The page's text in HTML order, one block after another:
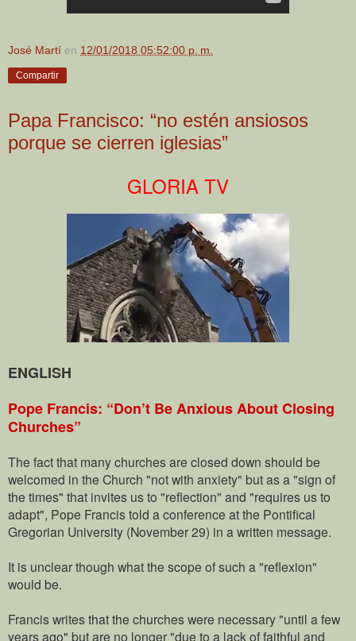
José Martí en 12/01/2018 05:52:00 p. m.
Compartir
Papa Francisco: “no estén ansiosos
porque se cierren iglesias”
GLORIA TV
ENGLISH
Pope Francis: “Don’t Be Anxious About Closing
Churches”
The fact that many churches are closed down should be
welcomed in the Church "not with anxiety" but as a "sign of
the times" that invites us to "reflection" and "requires us to
adapt", Pope Francis told a conference at the Pontifical
Gregorian University (November 29) in a written message.
It is unclear though what the scope of such a "reflexion"
would be.
Francis writes that the churches were necessary "until a few
years ago" but are no longer "due to a lack of faithful and